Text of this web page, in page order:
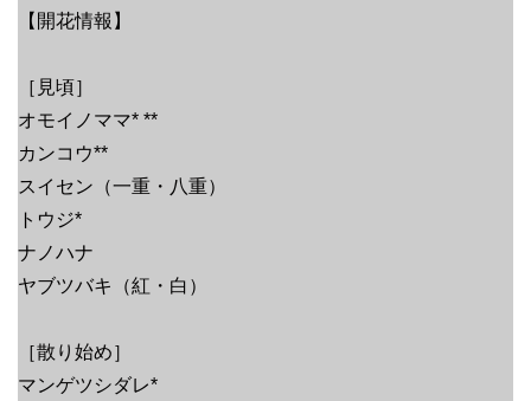
【開花情報】
［見頃］
オモイノママ* **
カンコウ**
スイセン（一重・八重）
トウジ*
ナノハナ
ヤブツバキ（紅・白）
［散り始め］
マンゲツシダレ*